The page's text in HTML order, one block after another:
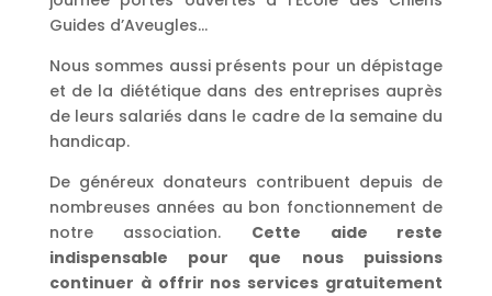
Guides d’Aveugles…
Nous sommes aussi présents pour un dépistage
et de la diététique dans des entreprises auprès
de leurs salariés dans le cadre de la semaine du
handicap.
De généreux donateurs contribuent depuis de
nombreuses années au bon fonctionnement de
notre association. Cette aide reste
indispensable pour que nous puissions
continuer à offrir nos services gratuitement